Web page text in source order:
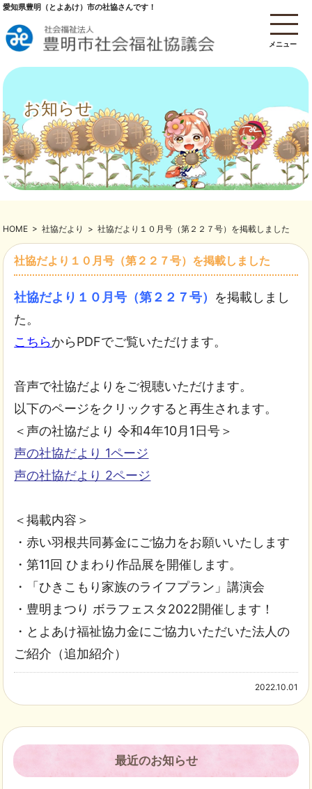
メニュー
愛知県豊明（とよあけ）市の社協さんです！
お知らせ
HOME > 社協だより > 社協だより１０月号（第２２７号）を掲載しました
社協だより１０月号（第２２７号）を掲載しました
社協だより１０月号（第２２７号） を掲載しまし
た。
こちらからPDFでご覧いただけます。
音声で社協だよりをご視聴いただけます。
以下のページをクリックすると再生されます。
＜声の社協だより 令和4年10月1日号＞
声の社協だより 1ページ
声の社協だより 2ページ
＜掲載内容＞
・赤い羽根共同募金にご協力をお願いいたします
・第11回 ひまわり作品展を開催します。
・「ひきこもり家族のライフプラン」講演会
・豊明まつり ボラフェスタ2022開催します！
・とよあけ福祉協力金にご協力いただいた法人の
ご紹介（追加紹介）
2022.10.01
最近のお知らせ